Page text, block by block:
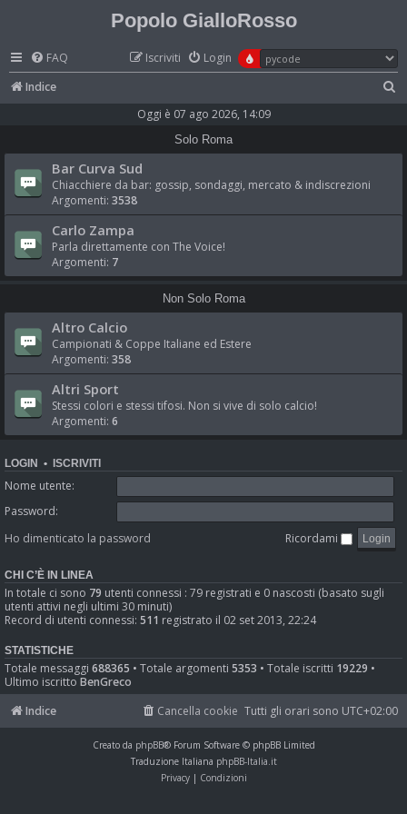
Popolo GialloRosso
FAQ Login
Iscriviti
Indice
c
Oggi è 07 ago 2026, 14:09
Solo Roma
Bar Curva Sud
Chiacchiere da bar: gossip, sondaggi, mercato & indiscrezioni
Argomenti: 3538
Carlo Zampa
Parla direttamente con The Voice!
Argomenti: 7
Non Solo Roma
Altro Calcio
Campionati & Coppe Italiane ed Estere
Argomenti: 358
Altri Sport
Stessi colori e stessi tifosi. Non si vive di solo calcio!
Argomenti: 6
LOGIN • ISCRIVITI
Nome utente:
Password:
Ho dimenticato la password
Ricordami
CHI C’È IN LINEA
In totale ci sono 79 utenti connessi : 79 registrati e 0 nascosti (basato sugli
utenti attivi negli ultimi 30 minuti)
Record di utenti connessi: 511 registrato il 02 set 2013, 22:24
STATISTICHE
Totale messaggi 688365 • Totale argomenti 5353 • Totale iscritti 19229 •
Ultimo iscritto BenGreco
Indice
Tutti gli orari sono UTC+02:00
Cancella cookie
Creato da phpBB® Forum Software © phpBB Limited
Traduzione Italiana phpBB-Italia.it
Privacy| Condizioni